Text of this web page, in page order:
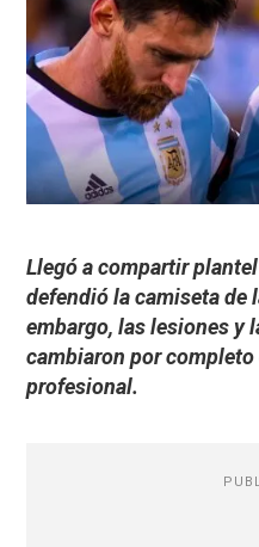
Llegó a compartir
defendió la camiseta de
embargo, las lesiones y
cambiaron por
profesional.